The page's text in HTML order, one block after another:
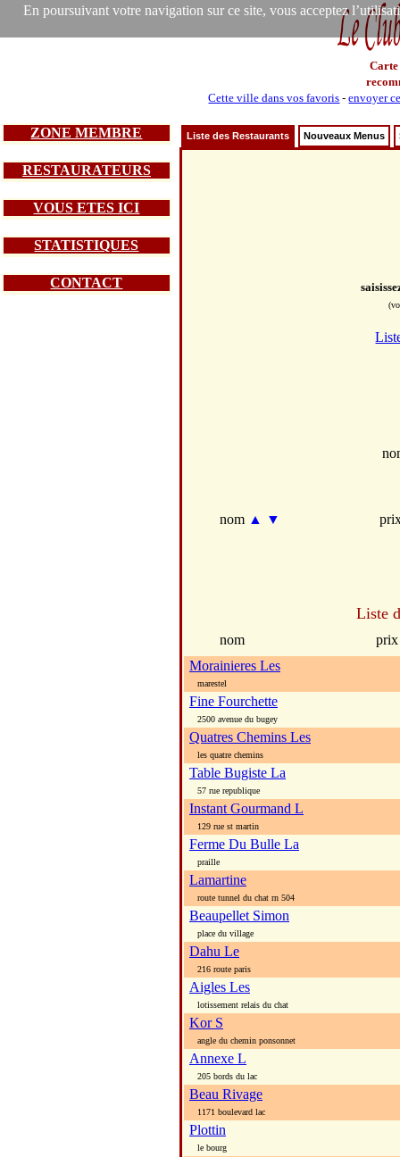
En poursuivant votre navigation sur ce site, vous acceptez
Carte
Cette ville dans vos favoris -envoyer
ZONE MEMBRE
RESTAURATEURS
VOUS ETES ICI
STATISTIQUES
CONTACT
Liste des Restaurants Nouveaux Menus
nom ▲ ▼
Liste
nom
prix
Morainieres Les
marestel
Fine Fourchette
2500 avenue du bugey
Quatres Chemins Les
les quatre chemins
Table Bugiste La
57 rue republique
Instant Gourmand L
129 rue st martin
Ferme Du Bulle La
praille
Lamartine
route tunnel du chat rn 504
Beaupellet Simon
place du village
Dahu Le
216 route paris
Aigles Les
lotissement relais du chat
Kor S
angle du chemin ponsonnet
Annexe L
205 bords du lac
Beau Rivage
1171 boulevard lac
Plottin
le bourg